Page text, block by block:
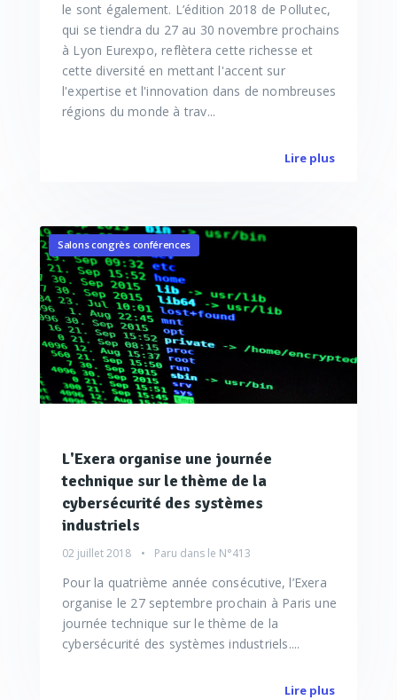
le sont également. L’édition 2018 de Pollutec,
qui se tiendra du 27 au 30 novembre prochains
à Lyon Eurexpo, reflètera cette richesse et
cette diversité en mettant l'accent sur
l'expertise et l'innovation dans de nombreuses
régions du monde à trav...
Lire plus
Salons congrès conférences
L'Exera organise une journée
technique sur le thème de la
cybersécurité des systèmes
industriels
02 juillet 2018 Paru dans le N°413
Pour la quatrième année consécutive, l’Exera
organise le 27 septembre prochain à Paris une
journée technique sur le thème de la
cybersécurité des systèmes industriels....
Lire plus